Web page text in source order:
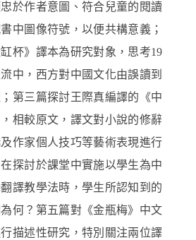
於作者意圖、符合兒童的閱讀
中圖像符號，以便共構意義；
杯》譯本為研究對象，思考19
中，西方對中國文化由誤讀到
第三篇探討王際真編譯的《中
相較原文，譯文對小說的修辭
作家個人技巧等藝術表現進行
探討於課堂中實施以學生為中
譯教學法時，學生所認知到的
何？第五篇對《金瓶梅》中文
描述性研究，特別關注兩位譯